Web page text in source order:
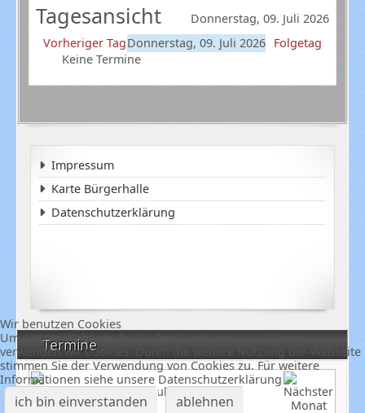
Termine
Juli 2026
Tagesansicht
Donnerstag, 09. Juli 2026
Vorheriger TagDonnerstag, 09. Juli 2026 Folgetag
Keine Termine
Impressum
Karte Bürgerhalle
Datenschutzerklärung
Wir benutzen Cookies
Um unsere Webseite fortlaufend verbessern zu können,
verwenden wir Cookies. Durch die weitere Nutzung der Webseite
stimmen Sie der Verwendung von Cookies zu. Für weitere
Informationen siehe unsere Datenschutzerklärung
ich bin einverstanden ablehnen